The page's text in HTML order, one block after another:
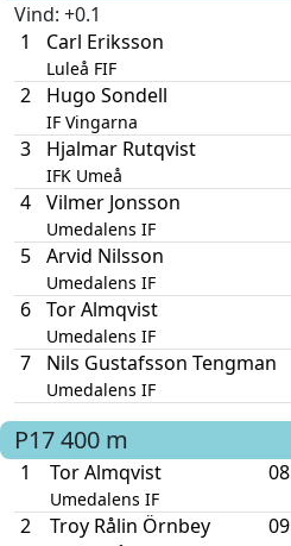
Vind: +0.1
1
Carl Eriksson
Luleå FIF
2 Hugo Sondell
IF Vingarna
3 Hjalmar Rutqvist
IFK Umeå
4 Vilmer Jonsson
Umedalens IF
5 Arvid Nilsson
Umedalens IF
6 Tor Almqvist
Umedalens IF
7 Nils Gustafsson Tengman
Umedalens IF
P17400 m
1
Tor Almqvist
Umedalens IF
08
2 Troy Rålin Örnbey 09